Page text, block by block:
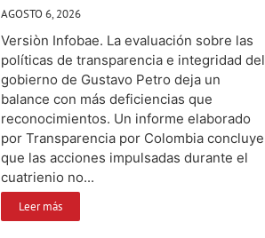
AGOSTO 6, 2026
Versiòn Infobae. La evaluación sobre las
políticas de transparencia e integridad del
gobierno de Gustavo Petro deja un
balance con más deficiencias que
reconocimientos. Un informe elaborado
por Transparencia por Colombia concluye
que las acciones impulsadas durante el
cuatrienio no...
Leer más